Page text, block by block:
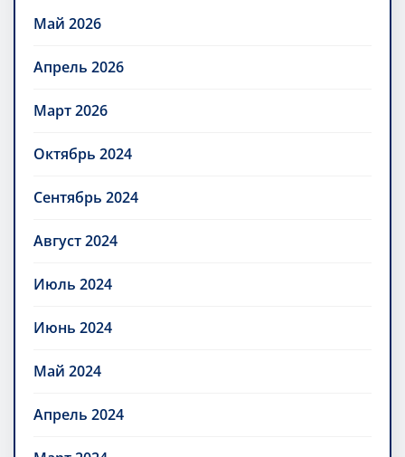
Май 2026
Апрель 2026
Март 2026
Октябрь 2024
Сентябрь 2024
Август 2024
Июль 2024
Июнь 2024
Май 2024
Апрель 2024